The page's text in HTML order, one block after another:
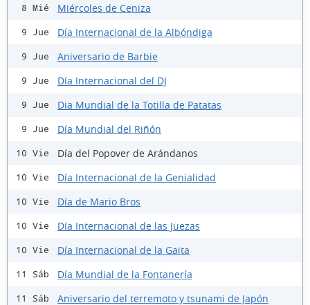
8 Mié Miércoles de Ceniza
9 Jue Día Internacional de la Albóndiga
9 Jue Aniversario de Barbie
9 Jue Día Internacional del DJ
9 Jue Dia Mundial de la Totilla de Patatas
9 Jue Día Mundial del Riñón
10 Vie Día del Popover de Arándanos
10 Vie Día Internacional de la Genialidad
10 Vie Día de Mario Bros
10 Vie Día Internacional de las Juezas
10 Vie Día Internacional de la Gaita
11 Sáb Día Mundial de la Fontanería
11 Sáb Aniversario del terremoto y tsunami de Japón